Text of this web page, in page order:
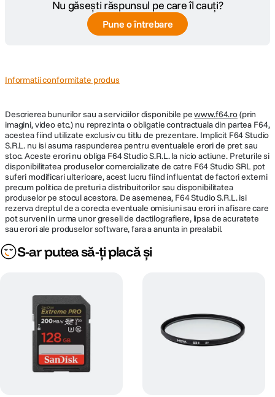
Nu găsești răspunsul pe care îl cauți?
Pune o întrebare
Informatii conformitate produs
Descrierea bunurilor sau a serviciilor disponibile pewww.f64.ro(prin
imagini, video etc.) nu reprezinta o obligatie contractuala din partea F64,
acestea fiind utilizate exclusiv cu titlu de prezentare. Implicit F64 Studio
S.R.L. nu isi asuma raspunderea pentru eventualele erori de pret sau
stoc. Aceste erori nu obliga F64 Studio S.R.L. la nicio actiune. Preturile si
disponibilitatea produselor comercializate de catre F64 Studio SRL pot
suferi modificari ulterioare, acest lucru fiind influentat de factori externi
precum politica de preturi a distribuitorilor sau disponibilitatea
produselor pe stocul acestora. De asemenea, F64 Studio S.R.L. isi
rezerva dreptul de a corecta eventuale omisiuni sau erori in afisare care
pot surveni in urma unor greseli de dactilografiere, lipsa de acuratete
sau erori ale produselor software, fara a anunta in prealabil.
S-ar putea să-ți placă și